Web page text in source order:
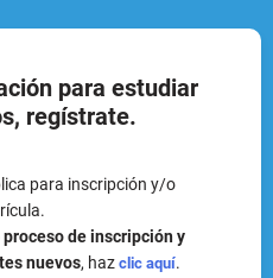
para estudiar
regístrate.
para inscripción y/o
proceso de inscripción y
nuevos, haz clic aquí.